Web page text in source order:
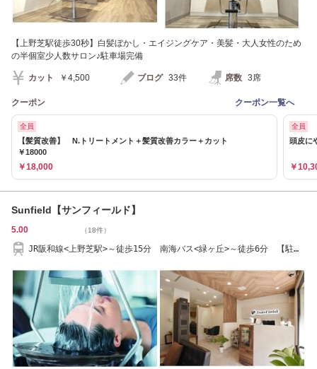
【上野芝駅徒歩30秒】白髪ぼかし・エイジングケア・美髪・大人女性のため
の半個室少人数サロン♪駐車場完備
カット ￥4,500 ブログ 33件 席数 3席
クーポン クーポン一覧へ
全員
【髪質改善】 N.トリートメント＋髪質改善カラー＋カット
￥18000
￥18,000
全員
頭皮に
￥
Sunfield【サンフィールド】
5.00 （18件）
JR阪和線<上野芝駅>～徒歩15分 南海バス<緑ヶ丘>～徒歩6分 【駐車